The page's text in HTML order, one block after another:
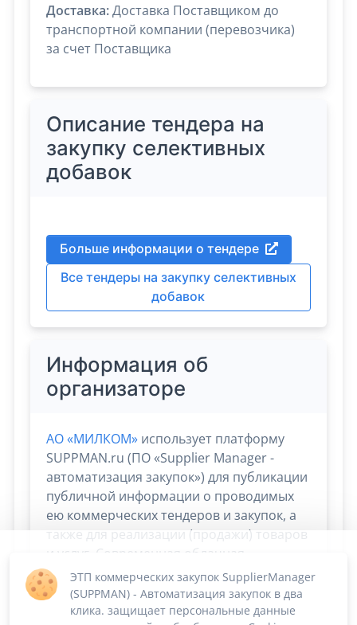
Доставка:Доставка Поставщиком до
транспортной компании (перевозчика)
за счет Поставщика
Описание тендера на
закупку селективных
добавок
Больше информации о тендере
Все тендеры на закупку селективных
добавок
Информация об
организаторе
АО «МИЛКОМ» использует платформу
SUPPMAN.ru (ПО «Supplier Manager -
автоматизация закупок») для публикации
публичной информации о проводимых
ею коммерческих тендеров и закупок, а
также для реализации (продажи) товаров
и услуг. Современная облачная
платформа Supplier Manager дает
возможностьсосредоточиться на
скорости и эффективности сбыта и
ЭТП коммерческих закупок SupplierManager
(SUPPMAN) - Автоматизация закупок в два
клика. защищает персональные данные